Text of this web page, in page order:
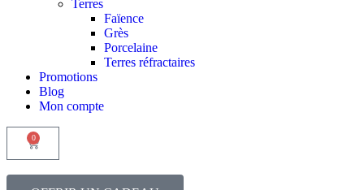
Terres
Faïence
Grès
Porcelaine
Terres réfractaires
Promotions
Blog
Mon compte
0